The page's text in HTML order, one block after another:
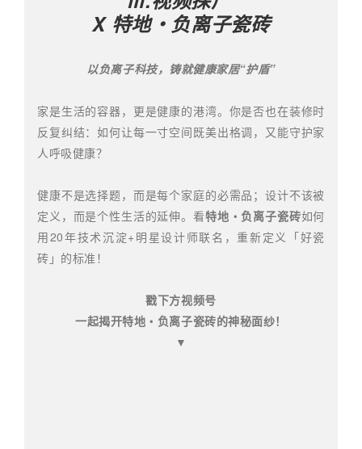
X 特地・负离子瓷砖
以负离子科技，铸就健康家居“护盾”
家是生活的容器，更是健康的港湾。你是否也在装修时
反复纠结：如何让每一寸空间既美出格调，又能守护家
人呼吸健康？
健康不是选择题，而是每个家庭的必需品；设计不该被
定义，而是个性生活的延伸。看特地・负离子瓷砖如何
用20年技术沉淀+明星设计师联名，重新定义「好瓷
砖」的标准！
戳下方视频号
一起揭开特地・负离子瓷砖的神秘面纱！
▼